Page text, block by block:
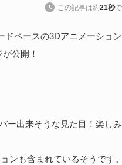
トレシピ
に翔泳社か
2026-08-02
この記事は約21秒
ベースの3Dアニメーショ
公開！
ー出来そうな見た目！楽し
ンも含まれているそうです。